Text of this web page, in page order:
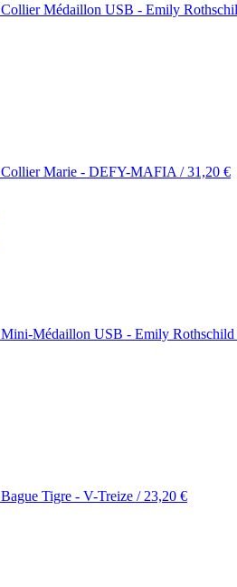
Collier Médaillon USB - Emily
Collier Marie - DEFY-MAFIA /31,20 €
Mini-Médaillon USB - Emily
Bague Tigre - V-Treize / 23,20 €